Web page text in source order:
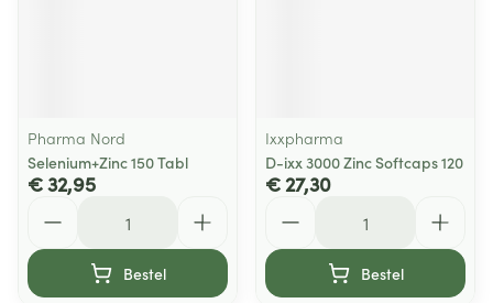
Pharma Nord
Selenium+Zinc 150 Tabl
€ 32,95
Bestel
Ixxpharma
D-ixx 3000 Zinc Softcaps 120
€ 27,30
Bestel